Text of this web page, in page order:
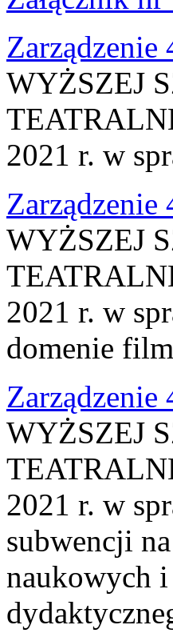
Zarządzenie
WYŻSZEJ
2021 r. w
Zarządzenie
WYŻSZEJ
2021 r. w
domenie
Zarządzenie
WYŻSZEJ
2021 r. w
subwencji
naukowych i